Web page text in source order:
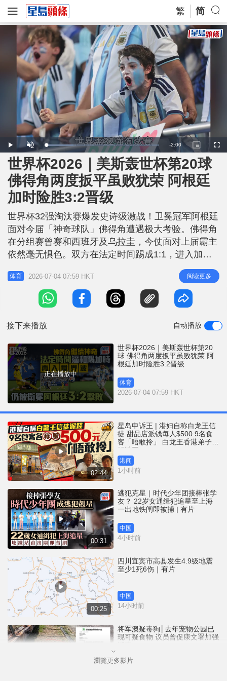
繁 简
P
l
a
y
U
n
m
u
t
e
L
o
d
e
:
2
4
.
7
0
R
e
m
n
-2:00
P
i
c
t
u
e
-
i
c
t
r
e
F
u
世界杯2026｜美斯轰世杯第20球
佛得角两度扳平虽败犹荣 阿根廷
加时险胜3:2晋级
世界杯32强淘汰赛爆发史诗级激战！卫冕冠军阿根廷
面对今届「神奇球队」佛得角遭遇极大考验。佛得角
在分组赛曾赛和西班牙及乌拉圭，今仗面对上届霸主
依然毫无惧色。双方在法定时间踢成1:1，进入加时
赛更是高潮迭起。最终阿根廷凭借美斯（Lionel
Messi）创历史的世杯第20球，以及两名「带刀侍
卫」在加时赛先后建功，以3:2惊险淘汰两度扳平的
佛得角，昂首晋级16强，下一圈将硬撼埃及。虽然佛
体育 2026-07-04 07:59 HKT 阅读更多
接下来播放 自动播放
正在播放中
世界杯2026｜美斯轰世杯第20
球 佛得角两度扳平虽败犹荣 阿
根廷加时险胜3:2晋级
体育
2026-07-04 07:59 HKT
02:44
星岛申诉王 | 港妇自称白龙王信
徒 甜品店派钱每人$500 9名食
客「唔敢拎」 白龙王香港弟子亲
解谜团
港闻
1小时前
00:31
逃犯克星｜时代少年团接棒张学
友？ 22岁女通缉犯追星至上海
一出地铁闸即被捕 | 有片
中国
4小时前
00:25
四川宜宾市高县发生4.9级地震
至少1死6伤｜有片
中国
14小时前
将军澳疑毒狗│去年宠物公园已
现可疑食物 议员曾促康文署加强
港闻
瀏覽更多影片